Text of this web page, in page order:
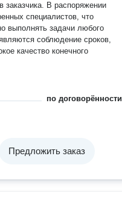
заказчика. В распоряжении
специалистов, что
выполнять задачи любого
соблюдение сроков,
качество конечного
по договорённости
Предложить заказ